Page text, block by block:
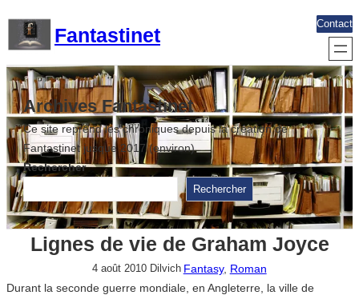
contenu
Fantastinet
Contact
Archives Fantastinet
Ce site reprend les chroniques depuis la création de
Fantastinet jusque 2017 (environ)
Rechercher
Rechercher
Lignes de vie de Graham Joyce
4 août 2010 Dilvich Fantasy, Roman
Durant la seconde guerre mondiale, en Angleterre, la ville de